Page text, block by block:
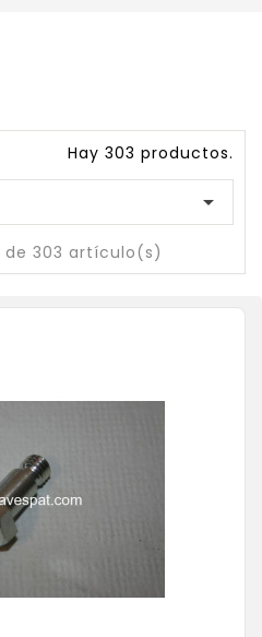
Hay 303 productos.

de 303 artículo(s)